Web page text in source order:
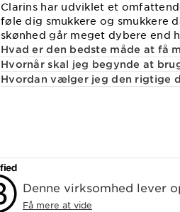
Clarins har udviklet et
føle dig smukkere og smukkere
skønhed går meget dybere end
Hvad er den bedste måde at få
Hvornår skal jeg begynde at
Hvordan vælger jeg den rigtige
Denne virksomhed lever
Få mere at vide